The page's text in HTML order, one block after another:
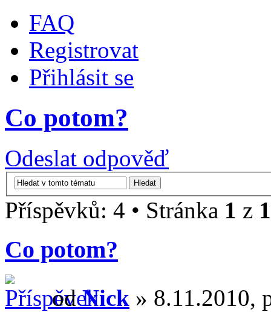
FAQ
Registrovat
Přihlásit se
Co potom?
Odeslat odpověď
Příspěvků: 4 • Stránka 1 z 1
Co potom?
odNick » 8.11.2010,